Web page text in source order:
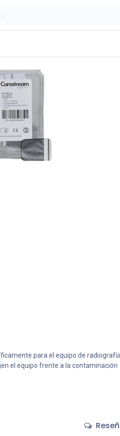
para el equipo de radiografía
el equipo frente a la contaminación